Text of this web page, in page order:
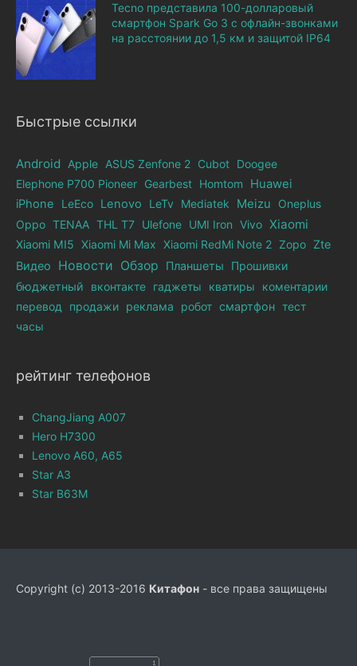
Tecno представила 100-долларовый
смартфон Spark Go 3 с офлайн-звонками
на расстоянии до 1,5 км и защитой IP64
Быстрые ссылки
Android Apple ASUS Zenfone 2 Cubot Doogee
Elephone Р700 Pioneer Gearbest Homtom
Huawei
iPhone
LeEco Lenovo LeTv Mediatek Meizu
Oneplus
Oppo TENAA THL T7 Ulefone UMI Iron Vivo Xiaomi
Xiaomi MI5 Xiaomi Mi Max Xiaomi RedMi Note 2 Zopo Zte
Видео Новости Обзор Планшеты
Прошивки
бюджетный
вконтакте гаджеты кватиры
коментарии
перевод
продажи реклама робот смартфон тест
часы
рейтинг телефонов
ChangJiang A007
Hero H7300
Lenovo A60, A65
Star A3
Star B63M
Copyright (c) 2013-2016 Китафон - все права защищены